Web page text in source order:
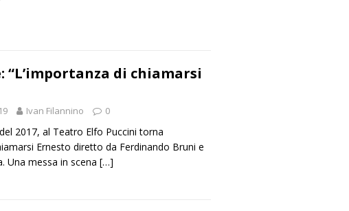
“L’importanza di chiamarsi
Ivan Filannino 0
2017, al Teatro Elfo Puccini torna
Ernesto diretto da Ferdinando Bruni e
Una messa in scena […]